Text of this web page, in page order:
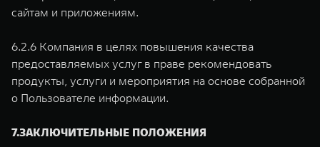
сайтам и приложениям.
6.2.6 Компания в целях повышения качества
предоставляемых услуг в праве рекомендовать
продукты, услуги и мероприятия на основе собранной
о Пользователе информации.
7.ЗАКЛЮЧИТЕЛЬНЫЕ ПОЛОЖЕНИЯ